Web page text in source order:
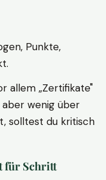
Punkte,
allem „Zertifikate"
aber wenig über
solltest du kritisch
für Schritt